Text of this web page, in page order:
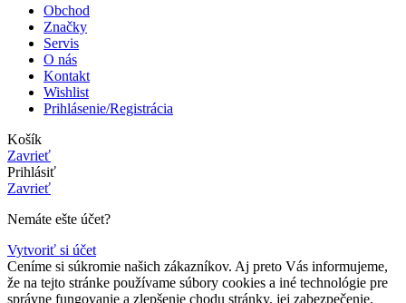
Obchod
Značky
Servis
O nás
Kontakt
Wishlist
Prihlásenie/Registrácia
Košík
Zavrieť
Prihlásiť
Zavrieť
Nemáte ešte účet?
Vytvoriť si účet
Ceníme si súkromie našich zákazníkov. Aj preto Vás informujeme,
že na tejto stránke používame súbory cookies a iné technológie pre
správne fungovanie a zlepšenie chodu stránky, jej zabezpečenie,